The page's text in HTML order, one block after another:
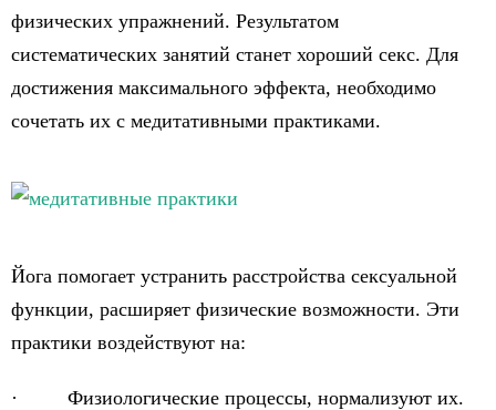
физических упражнений. Результатом
систематических занятий станет хороший секс. Для
достижения максимального эффекта, необходимо
сочетать их с медитативными практиками.
Йога помогает устранить расстройства сексуальной
функции, расширяет физические возможности. Эти
практики воздействуют на:
· Физиологические процессы, нормализуют их.